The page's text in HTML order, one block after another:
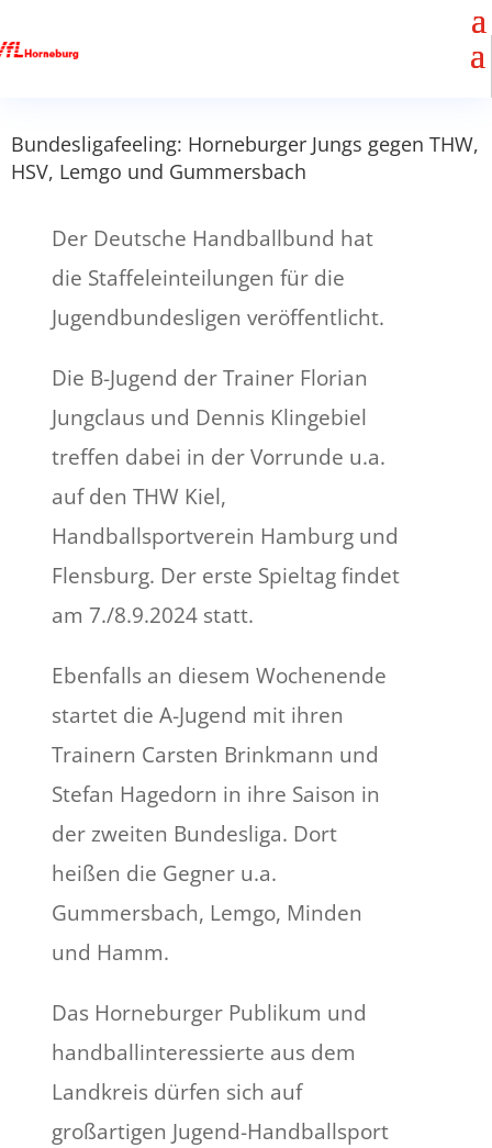
Bundesligafeeling: Horneburger Jungs gegen THW,
HSV, Lemgo und Gummersbach
Der Deutsche Handballbund hat
die Staffeleinteilungen für die
Jugendbundesligen veröffentlicht.
Die B-Jugend der Trainer Florian
Jungclaus und Dennis Klingebiel
treffen dabei in der Vorrunde u.a.
auf den THW Kiel,
Handballsportverein Hamburg und
Flensburg. Der erste Spieltag findet
am 7./8.9.2024 statt.
Ebenfalls an diesem Wochenende
startet die A-Jugend mit ihren
Trainern Carsten Brinkmann und
Stefan Hagedorn in ihre Saison in
der zweiten Bundesliga. Dort
heißen die Gegner u.a.
Gummersbach, Lemgo, Minden
und Hamm.
Das Horneburger Publikum und
handballinteressierte aus dem
Landkreis dürfen sich auf
großartigen Jugend-Handballsport